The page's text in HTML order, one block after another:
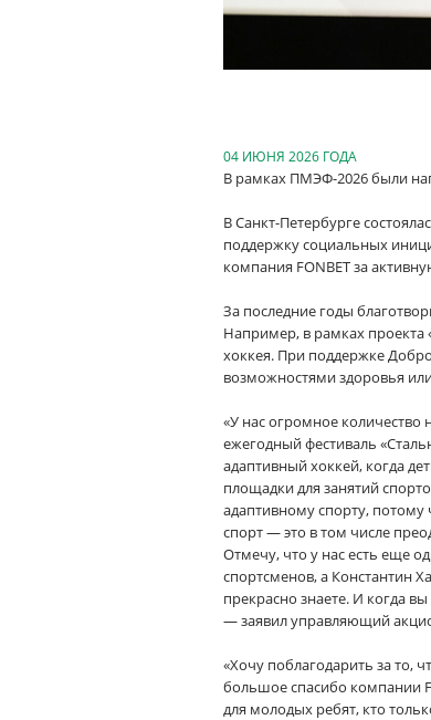
04 ИЮНЯ 2026 ГОДА
В рамках ПМЭФ-2026 были
В Санкт-Петербурге
поддержку социальных
компания FONBET за
За последние годы
Например, в рамках проекта
хоккея. При поддержке
возможностями здоровья
«У нас огромное
ежегодный фестиваль
адаптивный хоккей, когда
площадки для занятий
адаптивному спорту, потому
спорт — это в том числе
Отмечу, что у нас есть еще
спортсменов, а Константин
прекрасно знаете. И когда
— заявил управляющий
«Хочу поблагодарить за то,
большое спасибо компании
для молодых ребят, кто